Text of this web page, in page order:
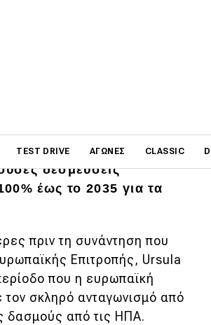
TEST DRIVE ΑΓΏΝΕΣ CLASSIC
προμηθευτές τους
τους στόχους
δεσμεύσεις
έως το 2035 για τα
πριν τη συνάντηση που
Επιτροπής, Ursula
που η ευρωπαϊκή
τον σκληρό ανταγωνισμό από
δασμούς από τις ΗΠΑ.